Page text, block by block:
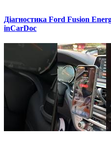
Діагностика Ford Fusion
inCarDoc